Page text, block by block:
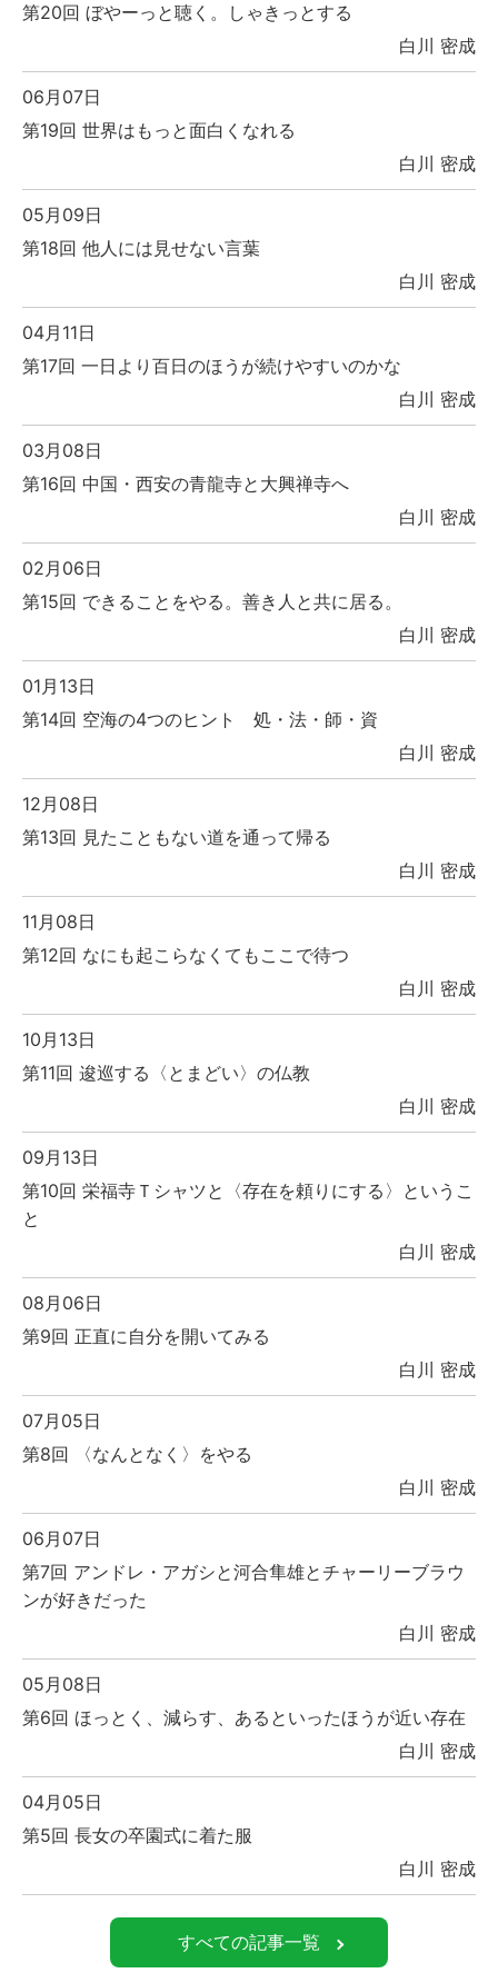
第20回 ぼやーっと聴く。しゃきっとする
白川 密成
06月07日
第19回 世界はもっと面白くなれる
白川 密成
05月09日
第18回 他人には見せない言葉
白川 密成
04月11日
第17回 一日より百日のほうが続けやすいのかな
白川 密成
03月08日
第16回 中国・西安の青龍寺と大興禅寺へ
白川 密成
02月06日
第15回 できることをやる。善き人と共に居る。
白川 密成
01月13日
第14回 空海の4つのヒント 処・法・師・資
白川 密成
12月08日
第13回 見たこともない道を通って帰る
白川 密成
11月08日
第12回 なにも起こらなくてもここで待つ
白川 密成
10月13日
第11回 逡巡する〈とまどい〉の仏教
白川 密成
09月13日
第10回 栄福寺Ｔシャツと〈存在を頼りにする〉というこ
と
白川 密成
08月06日
第9回 正直に自分を開いてみる
白川 密成
07月05日
第8回 〈なんとなく〉をやる
白川 密成
06月07日
第7回 アンドレ・アガシと河合隼雄とチャーリーブラウ
ンが好きだった
白川 密成
05月08日
第6回 ほっとく、減らす、あるといったほうが近い存在
白川 密成
04月05日
第5回 長女の卒園式に着た服
白川 密成
すべての記事一覧